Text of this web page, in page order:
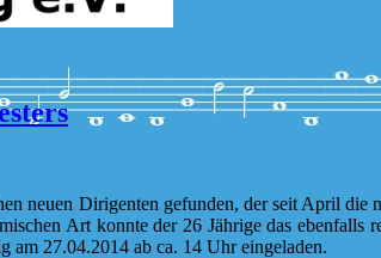
neuen Dirigenten gefunden, der seit April
Art konnte der 26 Jährige das ebenfalls
am 27.04.2014 ab ca. 14 Uhr eingeladen.